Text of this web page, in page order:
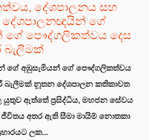
දේශපාලනය සහ
ගේ
ගේ පෞද්ගලිකත්වය දෙස
බැලීමක්
ගේ අඹුසැමියන් ගේ පෞද්ගලිකත්වය
බැලීමක්නූතන දේශපාලන කතිකාවත
ඇත්තේ ප්‍රසිද්ධිය, මහජන සේවය
අතර ඇති සීමා මායිම් නොතකා
ලක...